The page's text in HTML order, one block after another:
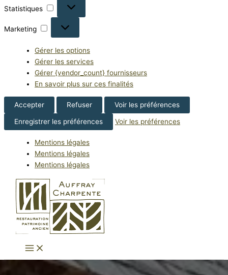
Statistiques
Marketing
Gérer les options
Gérer les services
Gérer {vendor_count} fournisseurs
En savoir plus sur ces finalités
Accepter Refuser Voir les préférences
Enregistrer les préférences Voir les préférences
Mentions légales
Mentions légales
Mentions légales
Aller
contenu